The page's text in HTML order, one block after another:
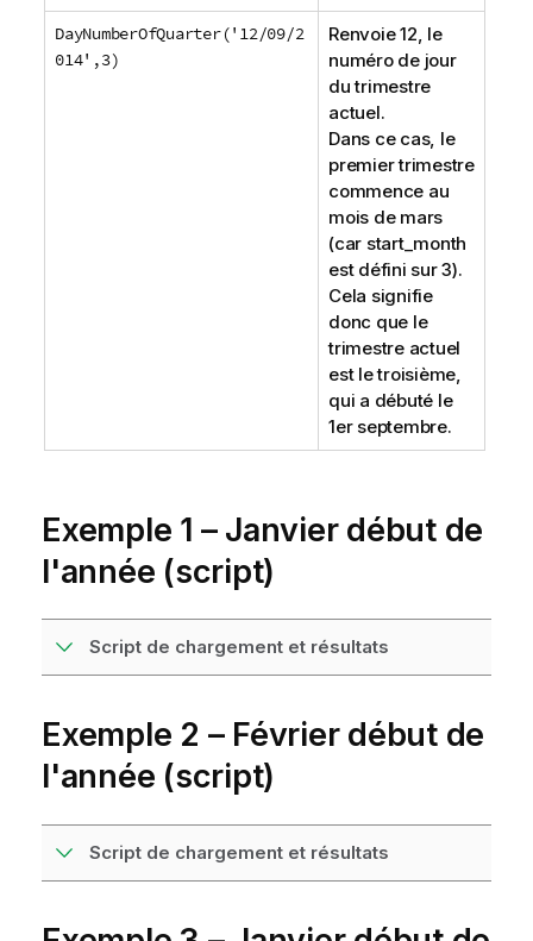
DayNumberOfQuarter('12/09/2
014',3)
Renvoie 12, le
numéro de jour
du trimestre
actuel.
Dans ce cas, le
premier trimestre
commence au
mois de mars
(car start_month
est défini sur 3).
Cela signifie
donc que le
trimestre actuel
est le troisième,
qui a débuté le
1er septembre.
Exemple 1 – Janvier début de
l'année (script)
Script de chargement et résultats
Exemple 2 – Février début de
l'année (script)
Script de chargement et résultats